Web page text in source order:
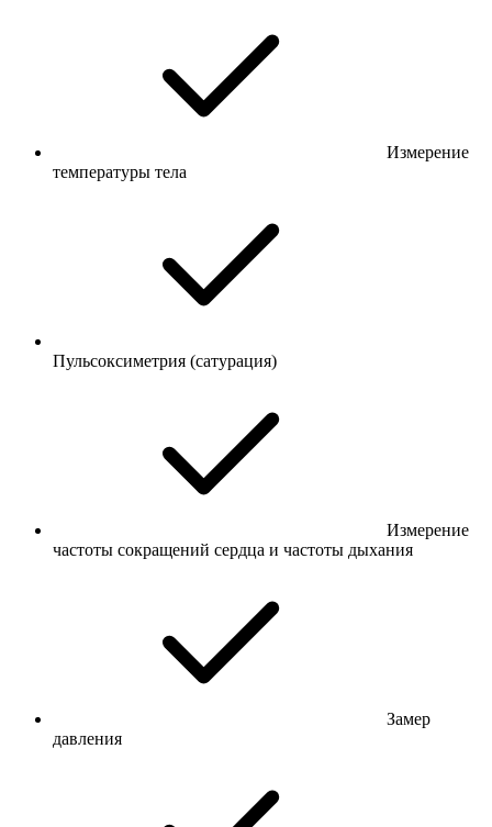
Измерение
температуры тела
Пульсоксиметрия (сатурация)
Измерение
частоты сокращений сердца и частоты дыхания
Замер
давления